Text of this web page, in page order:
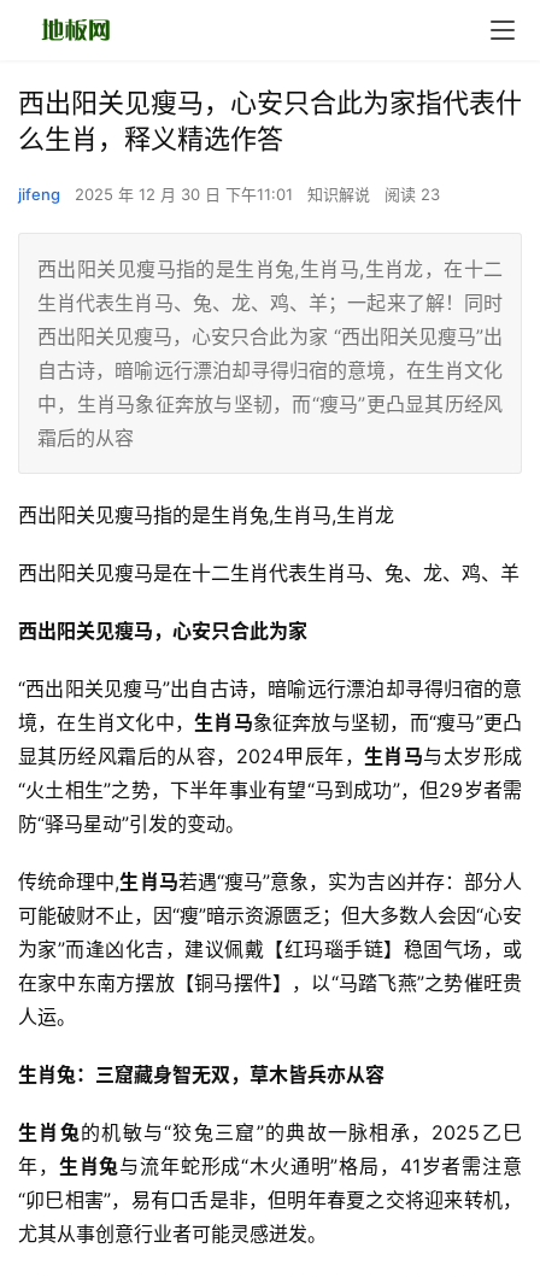
西出阳关见瘦马，心安只合此为家指代表什
么生肖，释义精选作答
jifeng 2025 年 12 月 30 日 下午11:01 知识解说 阅读 23
西出阳关见瘦马指的是生肖兔,生肖马,生肖龙，在十二
生肖代表生肖马、兔、龙、鸡、羊；一起来了解！同时
西出阳关见瘦马，心安只合此为家 “西出阳关见瘦马”出
自古诗，暗喻远行漂泊却寻得归宿的意境，在生肖文化
中，生肖马象征奔放与坚韧，而“瘦马”更凸显其历经风
霜后的从容
西出阳关见瘦马指的是生肖兔,生肖马,生肖龙
西出阳关见瘦马是在十二生肖代表生肖马、兔、龙、鸡、羊
西出阳关见瘦马，心安只合此为家
“西出阳关见瘦马”出自古诗，暗喻远行漂泊却寻得归宿的意
境，在生肖文化中，生肖马象征奔放与坚韧，而“瘦马”更凸
显其历经风霜后的从容，2024甲辰年， 生肖马与太岁形成
“火土相生”之势，下半年事业有望“马到成功”，但29岁者需
防“驿马星动”引发的变动。
传统命理中,生肖马若遇“瘦马”意象，实为吉凶并存：部分人
可能破财不止，因“瘦”暗示资源匮乏；但大多数人会因“心安
为家”而逢凶化吉，建议佩戴【红玛瑙手链】稳固气场，或
在家中东南方摆放【铜马摆件】，以“马踏飞燕”之势催旺贵
人运。
生肖兔：三窟藏身智无双，草木皆兵亦从容
生肖兔的机敏与“狡兔三窟”的典故一脉相承，2025乙巳
年， 生肖兔与流年蛇形成“木火通明”格局，41岁者需注意
“卯巳相害”，易有口舌是非，但明年春夏之交将迎来转机，
尤其从事创意行业者可能灵感迸发。